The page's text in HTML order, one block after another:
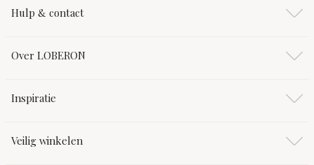
Hulp & contact
Over LOBERON
Inspiratie
Veilig winkelen